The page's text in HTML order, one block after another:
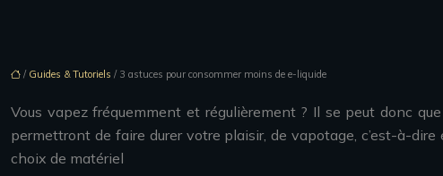
/ Guides & Tutoriels / 3 astuces pour consommer moins de e-liquide
Vous vapez fréquemment et régulièrement ? Il se peut donc
permettront de faire durer votre plaisir, de vapotage, c’est-à-
choix de matériel